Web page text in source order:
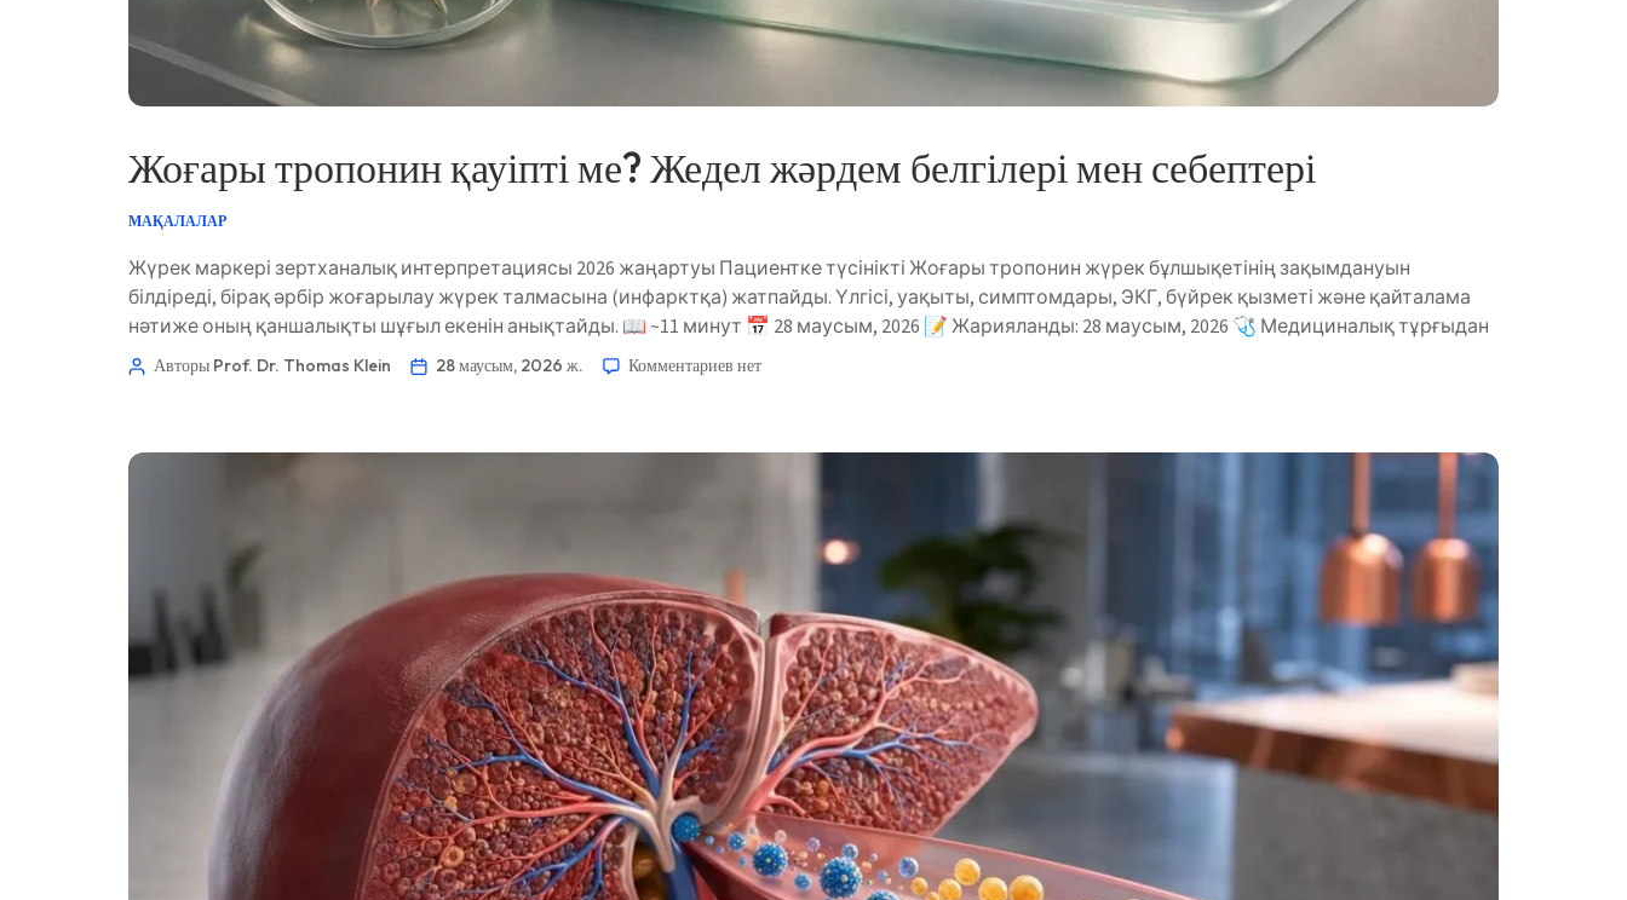
Жоғары тропонин қауіпті ме? Жедел жәрдем белгілері мен себептері
МАҚАЛАЛАР
Жүрек маркері зертханалық интерпретациясы 2026 жаңартуы Пациентке түсінікті Жоғары тропонин жүрек бұлшықетінің зақымдануын
білдіреді, бірақ әрбір жоғарылау жүрек талмасына (инфарктқа) жатпайды. Үлгісі, уақыты, симптомдары, ЭКГ, бүйрек қызметі және қайталама
нәтиже оның қаншалықты шұғыл екенін анықтайды. 📖 ~11 минут 📅 28 маусым, 2026 📝 Жарияланды: 28 маусым, 2026 🩺 Медициналық тұрғыдан
қаралды: 28 маусым, 2026 ✅ […]
Авторы Prof. Dr. Thomas Klein 28 маусым, 2026 ж. Комментариев нет
తెలుగు
ಕನ್ನಡ
മലയാളം
Bahasa Melayu
Tiếng Việt
Kiswahili
Українська
O‘zbekcha
Català
Hrvatski
Slovenčina
پښتو
සිංහල